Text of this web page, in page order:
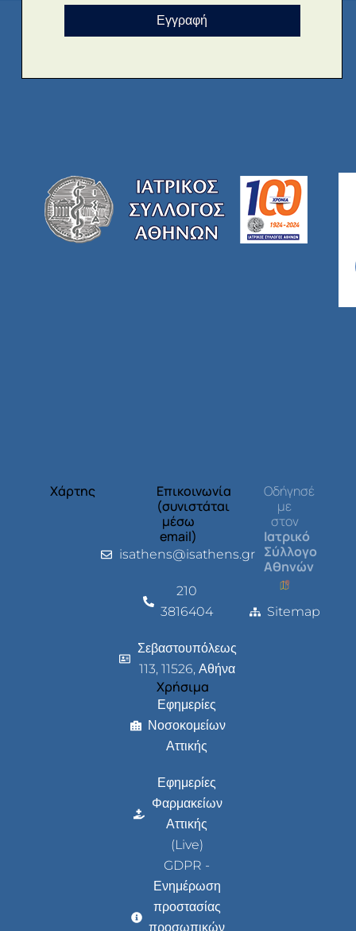
Εγγραφή
Χάρτης
Επικοινωνία
(συνιστάται
μέσω
email)
isathens@isathens.gr
210
3816404
Σεβαστουπόλεως
113, 11526, Αθήνα
Χρήσιμα
Εφημερίες
Νοσοκομείων
Αττικής
Εφημερίες
Φαρμακείων
Αττικής
(Live)
GDPR -
Ενημέρωση
προστασίας
προσωπικών
Οδήγησέ
με
στον
Ιατρικό
Σύλλογο
Αθηνών
Sitemap